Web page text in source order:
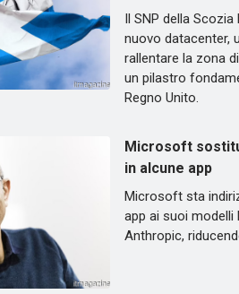
Il SNP della
nuovo datacenter,
rallentare la zona
un pilastro
Regno Unito.
Microsoft
in alcune app
Microsoft sta
app ai suoi modelli
Anthropic,